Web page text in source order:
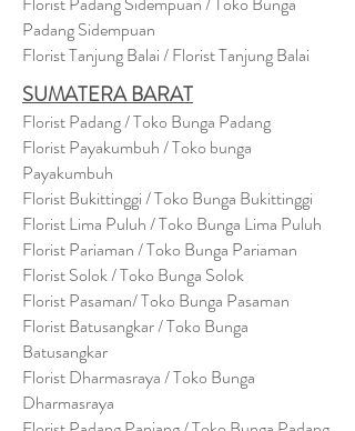
Padang Sidempuan
Florist Tanjung Balai / Florist Tanjung Balai
SUMATERA BARAT
Florist Padang / Toko Bunga Padang
Florist Payakumbuh / Toko bunga
Payakumbuh
Florist Bukittinggi / Toko Bunga Bukittinggi
Florist Lima Puluh / Toko Bunga Lima Puluh
Florist Pariaman / Toko Bunga Pariaman
Florist Solok / Toko Bunga Solok
Florist Pasaman/ Toko Bunga Pasaman
Florist Batusangkar / Toko Bunga
Batusangkar
Florist Dharmasraya / Toko Bunga
Dharmasraya